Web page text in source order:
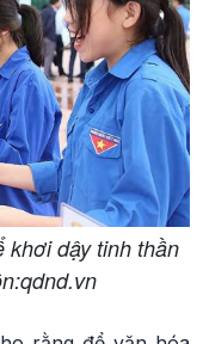
khơi dậy tinh thần